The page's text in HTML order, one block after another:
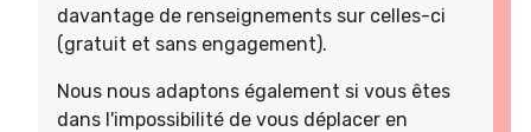
davantage de renseignements sur celles-ci
(gratuit et sans engagement).
Nous nous adaptons également si vous êtes
dans l'impossibilité de vous déplacer en